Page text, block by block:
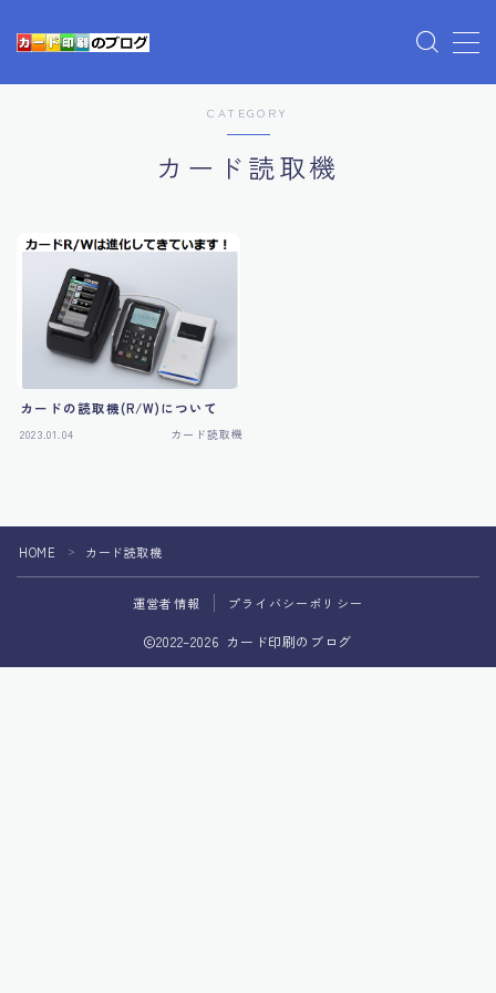
利用規約／特定商取引法に基づく表記
有料記事の決済完了ページ
CATEGORY
カード読取機
カードの読取機(R/W)について
2023.01.04 カード読取機
HOME ＞ カード読取機
運営者情報 プライバシーポリシー
2022–2026 カード印刷のブログ